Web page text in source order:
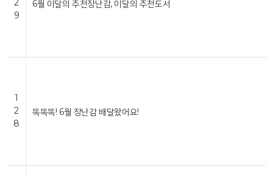
2
9
6월 이달의 추천장난감, 이달의 추천도서
1
2
8
똑똑똑! 6월 장난감 배달왔어요!